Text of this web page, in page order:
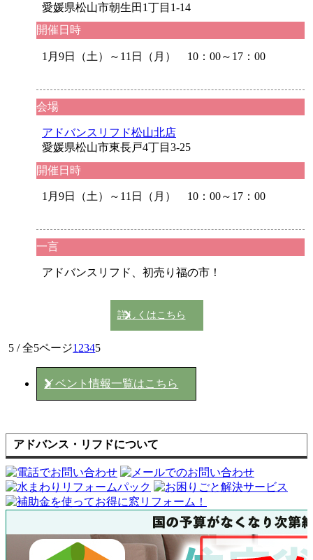
愛媛県松山市朝生田1丁目1-14
開催日時
1月9日（土）～11日（月） 10：00～17：00
会場
アドバンスリフド松山北店
愛媛県松山市東長戸4丁目3-25
開催日時
1月9日（土）～11日（月） 10：00～17：00
一言
アドバンスリフド、初売り福の市！
詳しくはこちら
5 / 全5ページ1 2345
イベント情報一覧はこちら
アドバンス・リフドについて